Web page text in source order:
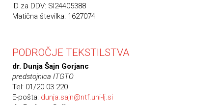
ID za DDV: SI24405388
Matična številka: 1627074
PODROČJE TEKSTILSTVA
dr. Dunja Šajn Gorjanc
predstojnica ITGTO
Tel: 01/20 03 220
E-pošta: dunja.sajn@ntf.uni-lj.si